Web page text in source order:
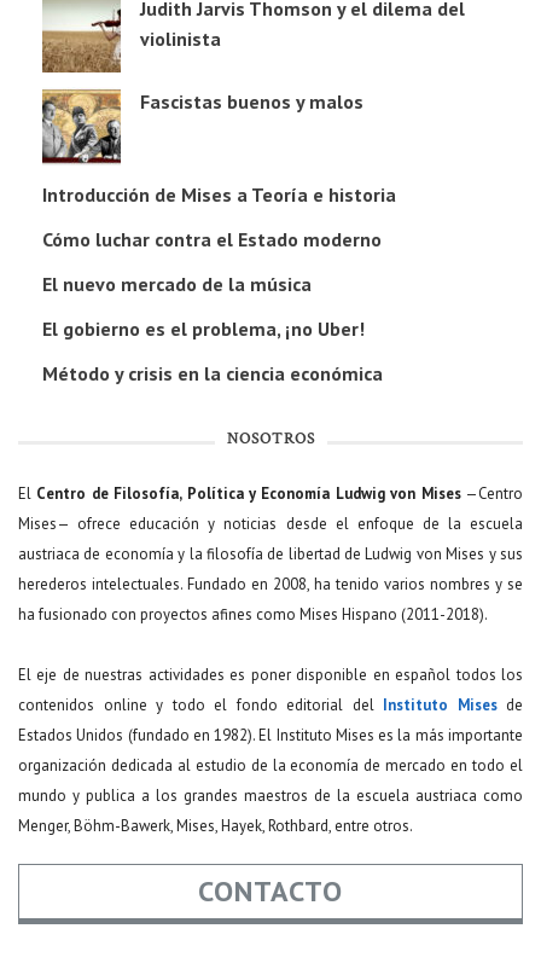
Judith Jarvis Thomson y el dilema del
violinista
Fascistas buenos y malos
Introducción de Mises a Teoría e historia
Cómo luchar contra el Estado moderno
El nuevo mercado de la música
El gobierno es el problema, ¡no Uber!
Método y crisis en la ciencia económica
NOSOTROS
El Centro de Filosofía, Política y Economía Ludwig von Mises—Centro
Mises— ofrece educación y noticias desde el enfoque de la escuela
austriaca de economía y la filosofía de libertad de Ludwig von Mises y sus
herederos intelectuales. Fundado en 2008, ha tenido varios nombres y se
ha fusionado con proyectos afines como Mises Hispano (2011-2018).
El eje de nuestras actividades es poner disponible en español todos los
contenidos online y todo el fondo editorial del Instituto Misesde
Estados Unidos (fundado en 1982). El Instituto Mises es la más importante
organización dedicada al estudio de la economía de mercado en todo el
mundo y publica a los grandes maestros de la escuela austriaca como
Menger, Böhm-Bawerk, Mises, Hayek, Rothbard, entre otros.
CONTACTO